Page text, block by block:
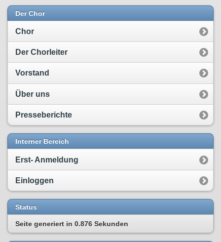
Der Chor
Chor
Der Chorleiter
Vorstand
Über uns
Presseberichte
Interner Bereich
Erst- Anmeldung
Einloggen
Status
Seite generiert in 0.876 Sekunden